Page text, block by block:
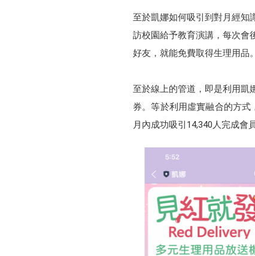
至於凱娜如何吸引到對月經知
訪校園給予教育演講，每次會
好友，就能免費取得生理用品。
至於線上的管道，即是利用凱
券。等於利用虛實融合的方
月內成功吸引14,340人完成會